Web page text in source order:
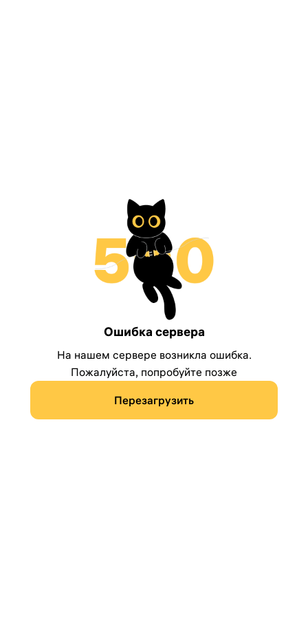
Ошибка сервера
На нашем сервере возникла ошибка.
Пожалуйста, попробуйте позже
Перезагрузить